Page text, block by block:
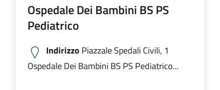
Ospedale Dei Bambini BS PS
Pediatrico
Indirizzo Piazzale Spedali Civili, 1
Ospedale Dei Bambini BS PS Pediatrico...